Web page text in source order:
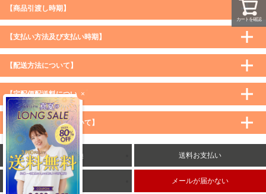
×
カートを確認
【商品引渡し時期】
【支払い方法及び支払い時期】
【配送方法について】
【宅配便配送料について】
購入価格 ／ 地域 通常 沖縄・離島など一部地域
5,900円（税込）未満
590円（税込）
5,900円（税込）以上
8,500円（税込）以上
【メール便配送料について】
購入価格 ／ 地域
5,900円（税込）未満
5,900円（税込）以上
返品・交換 送料お支払い
会社概要 メールが届かない